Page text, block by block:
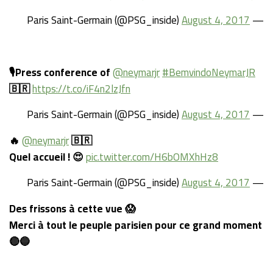
— Paris Saint-Germain (@PSG_inside)
August 4, 2017
🎙Press conference of@neymarjr#BemvindoNeymarJR
🇧🇷https://t.co/iF4n2lzJfn
— Paris Saint-Germain (@PSG_inside)
August 4, 2017
🔥@neymarjr🇧🇷
Quel accueil ! 😍pic.twitter.com/H6bOMXhHz8
— Paris Saint-Germain (@PSG_inside)
August 4, 2017
Des frissons à cette vue 😱
Merci à tout le peuple parisien pour ce grand moment
🔴🔵